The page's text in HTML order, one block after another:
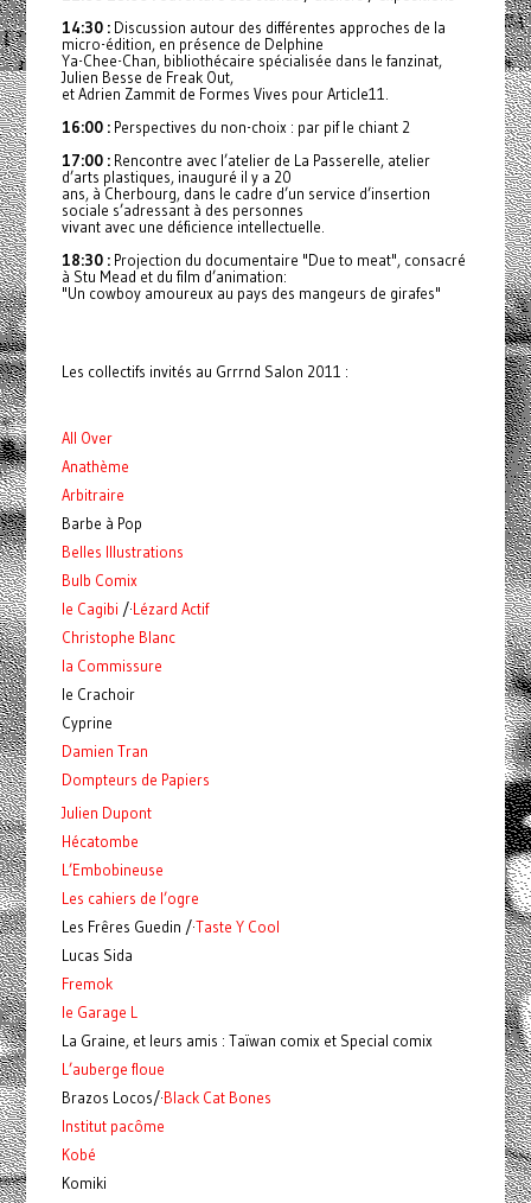
14:30 : Discussion autour des différentes approches de la
micro-édition, en présence de Delphine
Ya-Chee-Chan, bibliothécaire spécialisée dans le fanzinat,
Julien Besse de Freak Out,
et Adrien Zammit de Formes Vives pour Article11.
16:00 :Perspectives du non-choix : par pif le chiant 2
17:00 :Rencontre avec l’atelier de La Passerelle, atelier
d’arts plastiques, inauguré il y a 20
ans, à Cherbourg, dans le cadre d’un service d’insertion
sociale s’adressant à des personnes
vivant avec une déficience intellectuelle.
18:30 :Projection du documentaire "Due to meat", consacré
à Stu Mead et du film d’animation:
"Un cowboy amoureux au pays des mangeurs de girafes"
Les collectifs invités au Grrrnd Salon 2011 :
All Over
Anathème
Arbitraire
Barbe à Pop
Belles Illustrations
Bulb Comix
le Cagibi /·Lézard Actif
Christophe Blanc
la Commissure
le Crachoir
Cyprine
Damien Tran
Dompteurs de Papiers
Julien Dupont
Hécatombe
L’Embobineuse
Les cahiers de l’ogre
Les Frêres Guedin /·Taste Y Cool
Lucas Sida
Fremok
le Garage L
La Graine, et leurs amis : Taïwan comix et Special comix
L’auberge floue
Brazos Locos/·Black Cat Bones
Institut pacôme
Kobé
Komiki